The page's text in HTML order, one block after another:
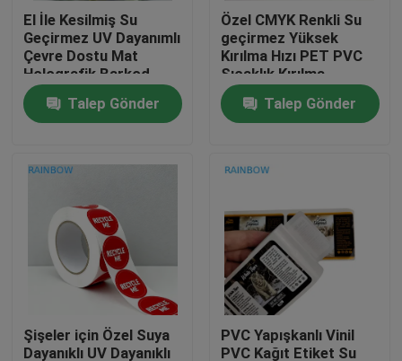
Bizimle İletişim
Haberler
Davalar
Plastik Ambalaj paketleri
Snack çanta ambalaj
emzik torba ambalaj
El İle Kesilmiş Su
Geçirmez UV Dayanımlı
Çevre Dostu Mat
Holografik Barkod
Yapışkanlı Vinil
Etiketler El Sanatları
Endüstriyel İçin
Talep Gönder
Özel CMYK Renkli Su
geçirmez Yüksek
Kırılma Hızı PET PVC
Sıcaklık Kırılma
Kaplama Etiketleri
Cam Şişeler için
Talep Gönder
Şişeler için Özel Suya
Dayanıklı UV Dayanıklı
PVC Yapışkanlı Vinil
PVC Kağıt Etiket Su